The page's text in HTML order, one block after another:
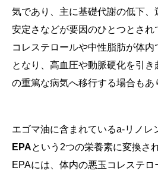
気であり、主に基礎代謝の低下、
安定さなどが要因のひとつとされ
コレステロールや中性脂肪が体内
となり、高血圧や動脈硬化を引
の重篤な病気へ移行する場合もあ
エゴマ油に含まれているa-リノレ
EPAという2つの栄養素に変換さ
EPAには、体内の悪玉コレステ